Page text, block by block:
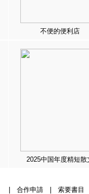
不便的便利店
2025中国年度精短散
合作申請| 索要書目